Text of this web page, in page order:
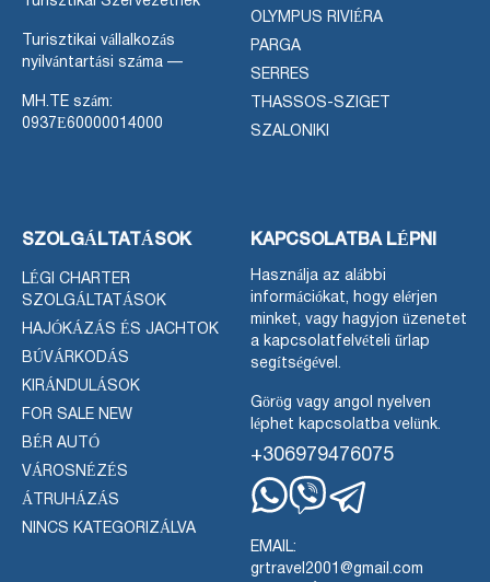
Turisztikai vállalkozás
nyilvántartási száma —
MH.TE szám:
0937Ε60000014000
OLYMPUS RIVIÉRA
PARGA
SERRES
THASSOS-SZIGET
SZALONIKI
SZOLGÁLTATÁSOK
LÉGI CHARTER
SZOLGÁLTATÁSOK
HAJÓKÁZÁS ÉS JACHTOK
BÚVÁRKODÁS
KIRÁNDULÁSOK
FOR SALE NEW
BÉR AUTÓ
VÁROSNÉZÉS
ÁTRUHÁZÁS
NINCS KATEGORIZÁLVA
KAPCSOLATBA LÉPNI
Használja az alábbi
információkat, hogy elérjen
minket, vagy hagyjon üzenetet
a kapcsolatfelvételi űrlap
segítségével.
Görög vagy angol nyelven
léphet kapcsolatba velünk.
+306979476075
EMAIL:
grtravel2001@gmail.com